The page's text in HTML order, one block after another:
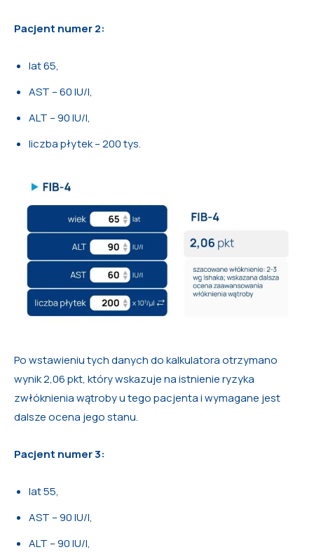
Pacjent numer 2:
lat 65,
AST – 60 IU/l,
ALT – 90 IU/l,
liczba płytek – 200 tys.
Po wstawieniu tych danych do kalkulatora otrzymano
wynik 2,06 pkt, który wskazuje na istnienie ryzyka
zwłóknienia wątroby u tego pacjenta i wymagane jest
dalsze ocena jego stanu.
Pacjent numer 3:
lat 55,
AST – 90 IU/l,
ALT – 90 IU/l,